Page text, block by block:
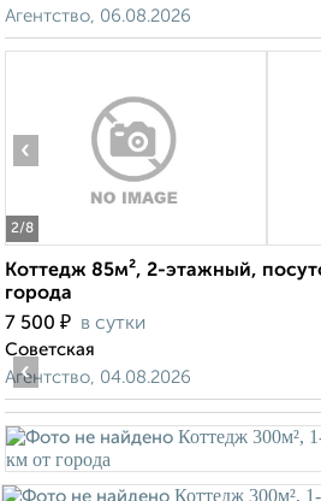
Агентство, 06.08.2026
2/8
‹
Коттедж 85м², 2-этажный,
города
7 500 ₽ в сутки
Советская
Агентство, 04.08.2026
‹